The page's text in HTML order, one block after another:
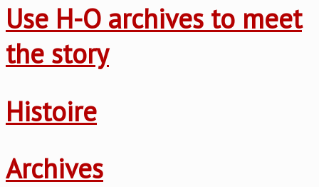
Use H-O archives to meet
the story
Histoire
Archives